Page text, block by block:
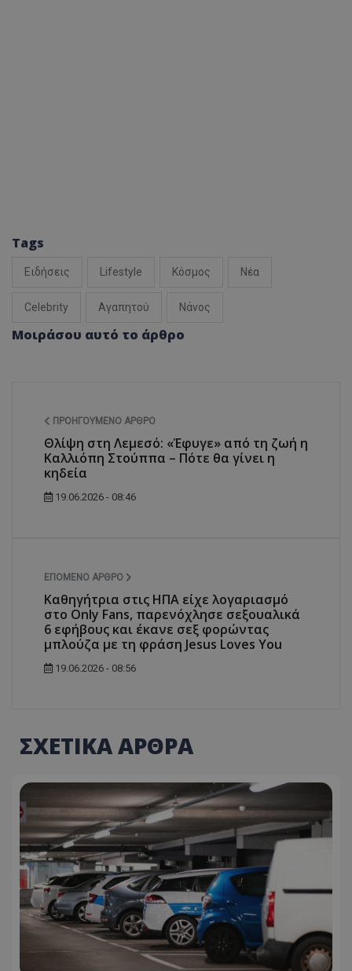
Tags
Ειδήσεις Lifestyle Κόσμος Νέα
Celebrity Αγαπητού Νάνος
Μοιράσου αυτό το άρθρο
ΠΡΟΗΓΟΎΜΕΝΟ ΆΡΘΡΟ
Θλίψη στη Λεμεσό: «Έφυγε» από τη ζωή η
Καλλιόπη Στούππα – Πότε θα γίνει η
κηδεία
19.06.2026 - 08:46
ΕΠΌΜΕΝΟ ΆΡΘΡΟ
Καθηγήτρια στις ΗΠΑ είχε λογαριασμό
στο Only Fans, παρενόχλησε σεξουαλικά
6 εφήβους και έκανε σεξ φορώντας
μπλούζα με τη φράση Jesus Loves You
19.06.2026 - 08:56
ΣΧΕΤΙΚΑ ΑΡΘΡΑ